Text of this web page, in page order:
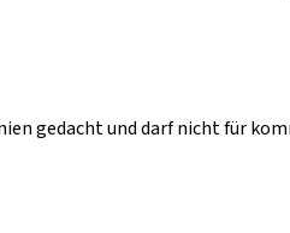
gedacht und darf nicht für